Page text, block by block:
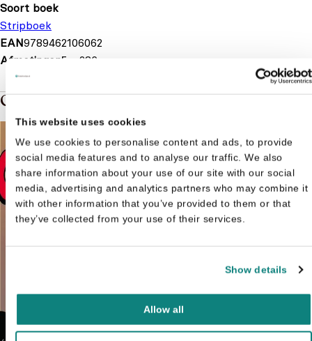
This website uses cookies
We use cookies to personalise content and ads, to provide
social media features and to analyse our traffic. We also
share information about your use of our site with our social
media, advertising and analytics partners who may combine it
with other information that you’ve provided to them or that
they’ve collected from your use of their services.
Show details
Allow all
Soort boek
Stripboek
EAN9789462106062
Afmetingen5 × 286 mm
Gerelateerde boeken in de soort: Stripboek